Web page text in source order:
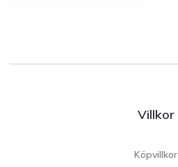
Villkor
Köpvillkor